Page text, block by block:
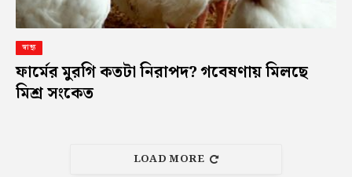
স্বাস্থ্য
ফার্মের মুরগি কতটা নিরাপদ? গবেষণায় মিলছে
মিশ্র সংকেত
LOAD MORE